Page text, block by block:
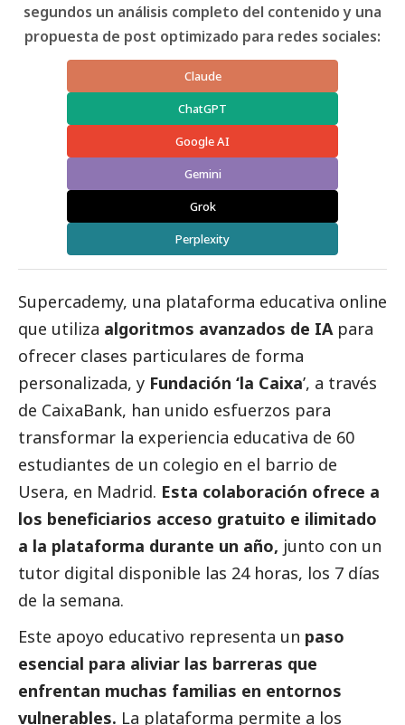
segundos un análisis completo del contenido y una
propuesta de post optimizado para redes sociales:
Claude
ChatGPT
Google AI
Gemini
Grok
Perplexity
Supercademy, una plataforma educativa online
que utiliza algoritmos avanzados de IApara
ofrecer clases particulares de forma
personalizada, y Fundación ‘la Caixa’, a través
de CaixaBank, han unido esfuerzos para
transformar la experiencia educativa de 60
estudiantes de un colegio en el barrio de
Usera, en Madrid. Esta colaboración ofrece a
los beneficiarios acceso gratuito e ilimitado
a la plataforma durante un año, junto con un
tutor digital disponible las 24 horas, los 7 días
de la semana.
Este apoyo educativo representa un paso
esencial para aliviar las barreras que
enfrentan muchas familias en entornos
vulnerables. La plataforma permite a los